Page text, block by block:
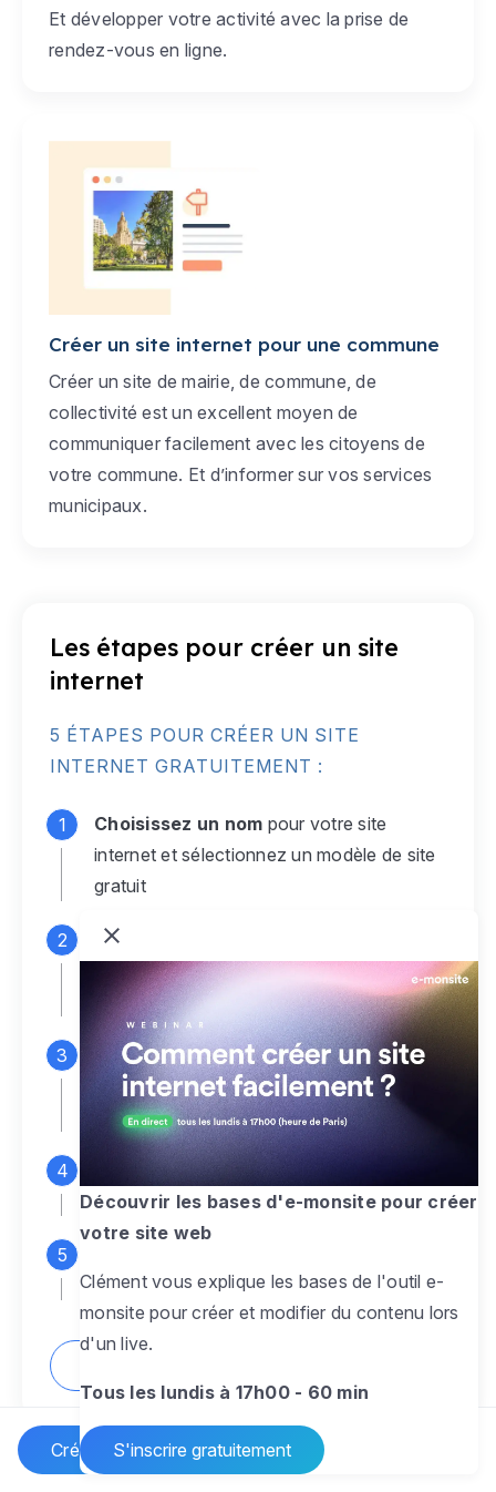
Créer un site Internet
Et développer votre activité avec la prise de
rendez-vous en ligne.
Créer un site internet pour une commune
Créer un site de mairie, de commune, de
collectivité est un excellent moyen de
communiquer facilement avec les citoyens de
votre commune. Et d’informer sur vos services
municipaux.
Les étapes pour créer un site
internet
5 ÉTAPES POUR CRÉER UN SITE
INTERNET GRATUITEMENT :
Choisissez un nom pour votre site
internet et sélectionnez un modèle de site
gratuit
Connectez-vous
monsite gratuit pour accéder à votre
espace d'administration
Personnalisez entièrement le
designpour créer un site web sur-mesure,
à votre image
Ajoutez des pagessans limite pour
présenter votre activité, votre passion
pour rendre votre site dynamique
Découvrir les bases d'e-monsite pour créer
votre site web
Clément vous explique les bases de l'outil e-
monsite pour créer et modifier du contenu lors
d'un live.
Tous les lundis à 17h00 - 60 min
S'inscrire gratuitement